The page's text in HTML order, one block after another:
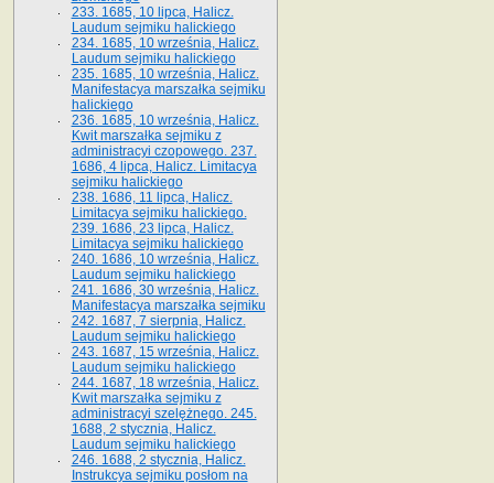
233. 1685, 10 lipca, Halicz.
Laudum sejmiku halickiego
234. 1685, 10 września, Halicz.
Laudum sejmiku halickiego
235. 1685, 10 września, Halicz.
Manifestacya marszałka sejmiku
halickiego
236. 1685, 10 września, Halicz.
Kwit marszałka sejmiku z
administracyi czopowego. 237.
1686, 4 lipca, Halicz. Limitacya
sejmiku halickiego
238. 1686, 11 lipca, Halicz.
Limitacya sejmiku halickiego.
239. 1686, 23 lipca, Halicz.
Limitacya sejmiku halickiego
240. 1686, 10 września, Halicz.
Laudum sejmiku halickiego
241. 1686, 30 września, Halicz.
Manifestacya marszałka sejmiku
242. 1687, 7 sierpnia, Halicz.
Laudum sejmiku halickiego
243. 1687, 15 września, Halicz.
Laudum sejmiku halickiego
244. 1687, 18 września, Halicz.
Kwit marszałka sejmiku z
administracyi szelężnego. 245.
1688, 2 stycznia, Halicz.
Laudum sejmiku halickiego
246. 1688, 2 stycznia, Halicz.
Instrukcya sejmiku posłom na